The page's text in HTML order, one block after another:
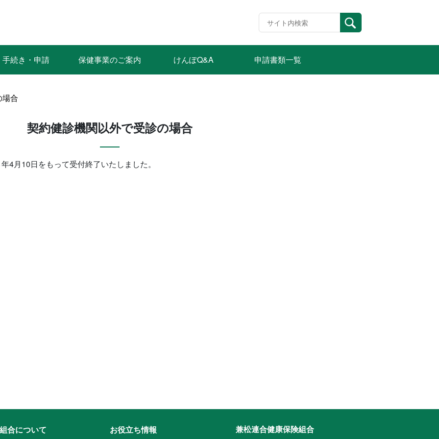
手続き・申請 保健事業のご案内 けんぽQ&A 申請書類一覧
合
契約健診機関以外で受診の場合
請は、令和８年4月10日をもって受付終了いたしました。
合について お役立ち情報 兼松連合健康保険組合